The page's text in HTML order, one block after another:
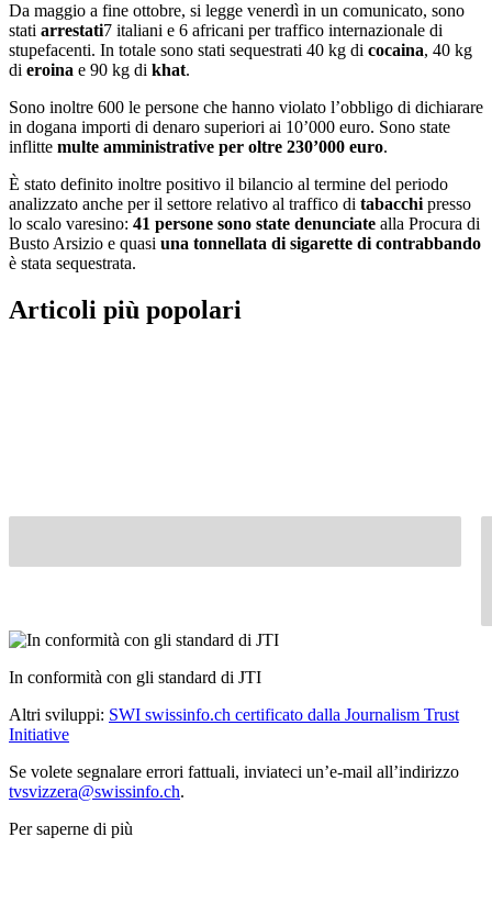
Da maggio a fine ottobre, si legge venerdì in un comunicato, sono
stati arrestati7 italiani e 6 africani per traffico internazionale di
stupefacenti. In totale sono stati sequestrati 40 kg di cocaina, 40 kg
di eroina e 90 kg di khat.
Sono inoltre 600 le persone che hanno violato l’obbligo di dichiarare
in dogana importi di denaro superiori ai 10’000 euro. Sono state
inflitte multe amministrative per oltre 230’000 euro.
È stato definito inoltre positivo il bilancio al termine del periodo
analizzato anche per il settore relativo al traffico di tabacchi presso
lo scalo varesino: 41 persone sono state denunciate alla Procura di
Busto Arsizio e quasi una tonnellata di sigarette di contrabbando
è stata sequestrata.
Articoli più popolari
In conformità con gli standard di JTI
Altri sviluppi: SWI swissinfo.ch certificato dalla Journalism Trust
Initiative
Se volete segnalare errori fattuali, inviateci un’e-mail all’indirizzo
tvsvizzera@swissinfo.ch.
Per saperne di più